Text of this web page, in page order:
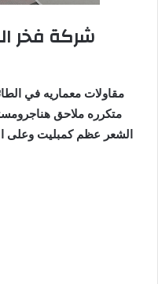
شركة فخر
مقاولات معماريه في
متكرره ملاحق
الشعر عظم كمبليت وعلى